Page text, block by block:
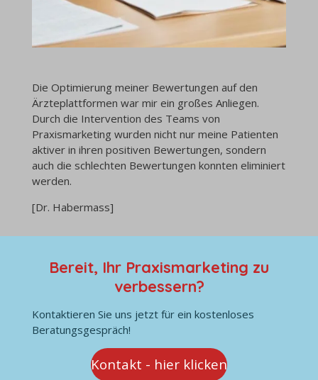
Die Optimierung meiner Bewertungen auf den
Ärzteplattformen war mir ein großes Anliegen.
Durch die Intervention des Teams von
Praxismarketing wurden nicht nur meine Patienten
aktiver in ihren positiven Bewertungen, sondern
auch die schlechten Bewertungen konnten eliminiert
werden.
[Dr. Habermass]
Bereit, Ihr Praxismarketing zu
verbessern?
Kontaktieren Sie uns jetzt für ein kostenloses
Beratungsgespräch!
Kontakt - hier klicken